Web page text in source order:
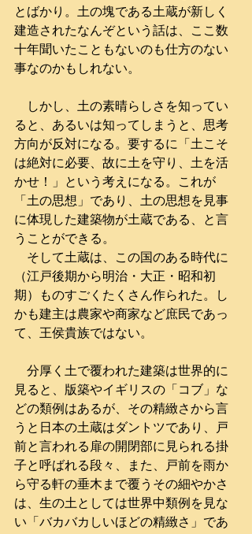
とばかり。土の塊である土蔵が新しく
建造されたなんぞという話は、ここ数
十年聞いたこともないのも仕方のない
事なのかもしれない。
しかし、土の素晴らしさを知ってい
ると、あるいは知ってしまうと、思考
方向が反対になる。要するに「土こそ
は絶対に必要、故に土を守り、土を活
かせ！」という考えになる。これが
「土の思想」であり、土の思想を見事
に体現した建築物が土蔵である、と言
うことができる。
そして土蔵は、この国のある時代に
（江戸後期から明治・大正・昭和初
期）ものすごくたくさん作られた。し
かも建主は農家や商家など庶民であっ
て、王侯貴族ではない。
分厚く土で覆われた建築は世界的に
見ると、版築やイギリスの「コブ」な
どの類例はあるが、その精緻さから言
うと日本の土蔵はダントツであり、戸
前と言われる扉の開閉部に見られる掛
子と呼ばれる段々、また、戸前を雨か
ら守る軒の垂木まで覆うその細やかさ
は、生の土としては世界中類例を見な
い「バカバカしいほどの精緻さ」であ